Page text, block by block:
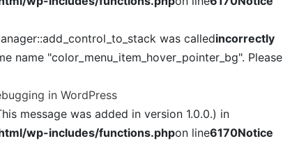
was calledincorrectly
name "color_menu_item_hover_pointer_bg". Please
in WordPress
message was added in version 1.0.0.) in
wp-includes/functions.phpon line6170Notice